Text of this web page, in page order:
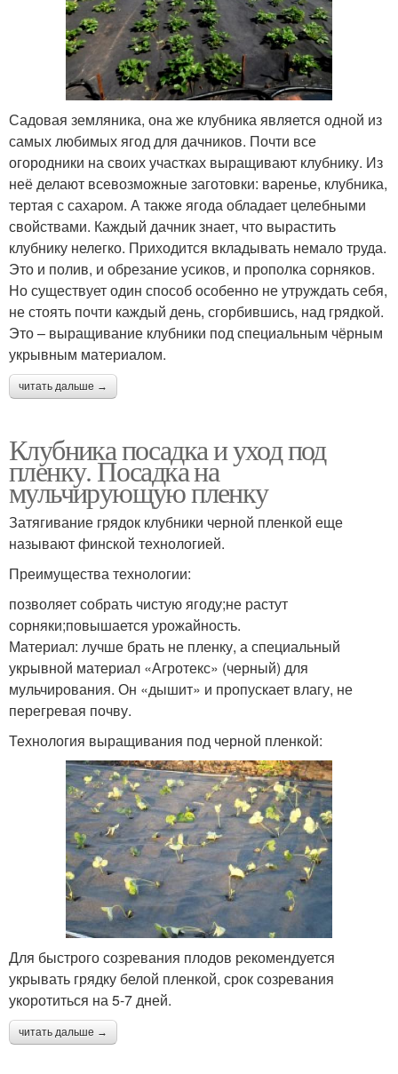
Садовая земляника, она же клубника является одной из
самых любимых ягод для дачников. Почти все
огородники на своих участках выращивают клубнику. Из
неё делают всевозможные заготовки: варенье, клубника,
тертая с сахаром. А также ягода обладает целебными
свойствами. Каждый дачник знает, что вырастить
клубнику нелегко. Приходится вкладывать немало труда.
Это и полив, и обрезание усиков, и прополка сорняков.
Но существует один способ особенно не утруждать себя,
не стоять почти каждый день, сгорбившись, над грядкой.
Это – выращивание клубники под специальным чёрным
укрывным материалом.
читать дальше →
Клубника посадка и уход под
пленку. Посадка на
мульчирующую пленку
Затягивание грядок клубники черной пленкой еще
называют финской технологией.
Преимущества технологии:
позволяет собрать чистую ягоду;не растут
сорняки;повышается урожайность.
Материал: лучше брать не пленку, а специальный
укрывной материал «Агротекс» (черный) для
мульчирования. Он «дышит» и пропускает влагу, не
перегревая почву.
Технология выращивания под черной пленкой:
Для быстрого созревания плодов рекомендуется
укрывать грядку белой пленкой, срок созревания
укоротиться на 5-7 дней.
читать дальше →